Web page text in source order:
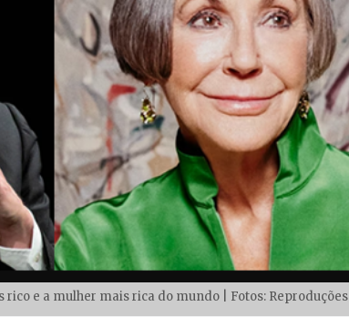
rico e a mulher mais rica do mundo | Fotos: Reproduções